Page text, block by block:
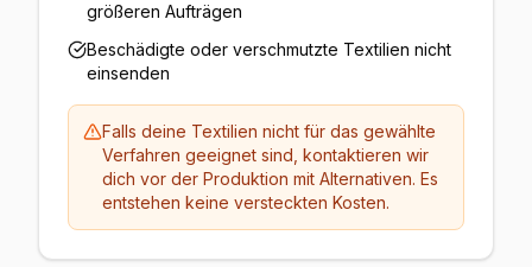
größeren Aufträgen
Beschädigte oder verschmutzte Textilien nicht
einsenden
Falls deine Textilien nicht für das gewählte
Verfahren geeignet sind, kontaktieren wir
dich vor der Produktion mit Alternativen. Es
entstehen keine versteckten Kosten.